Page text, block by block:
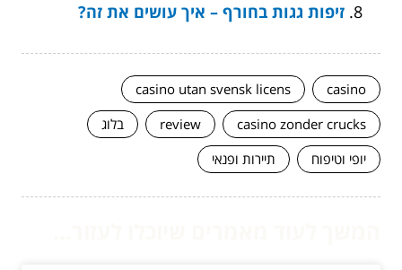
זיפות גגות בחורף – איך עושים את זה?
casino
casino utan svensk licens
casino zonder crucks
review
בלוג
יופי וטיפוח
תיירות ופנאי